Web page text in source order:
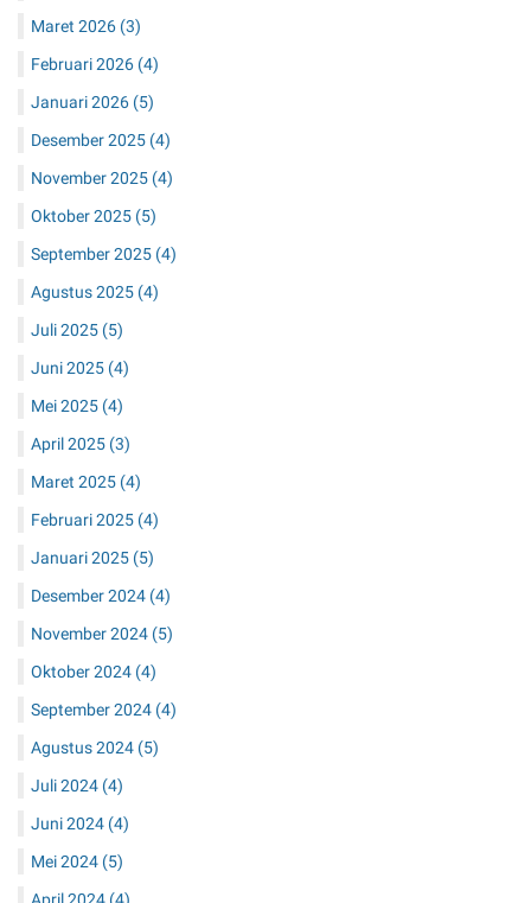
Maret 2026 (3)
Februari 2026 (4)
Januari 2026 (5)
Desember 2025 (4)
November 2025 (4)
Oktober 2025 (5)
September 2025 (4)
Agustus 2025 (4)
Juli 2025 (5)
Juni 2025 (4)
Mei 2025 (4)
April 2025 (3)
Maret 2025 (4)
Februari 2025 (4)
Januari 2025 (5)
Desember 2024 (4)
November 2024 (5)
Oktober 2024 (4)
September 2024 (4)
Agustus 2024 (5)
Juli 2024 (4)
Juni 2024 (4)
Mei 2024 (5)